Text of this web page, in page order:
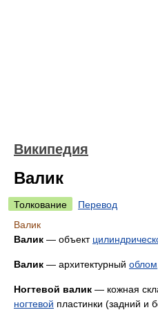
Википедия
Валик
Толкование
Перевод
Валик
Валик — объект
Валик — архитектурный облом
Ногтевой валик — кожная
ногтевой пластинки (задний и